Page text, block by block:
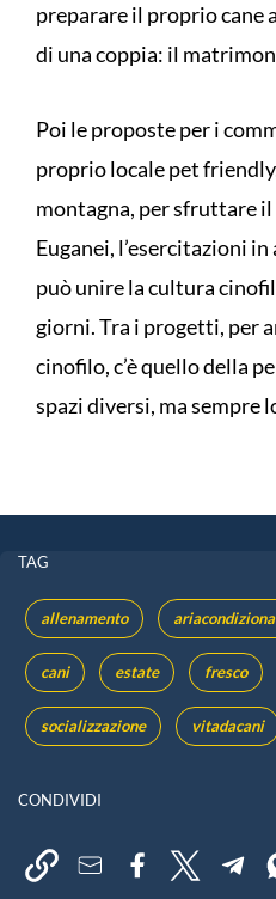
preparare il proprio
di una coppia: il
Poi le proposte per i
proprio locale pet
montagna, per sfruttare
Euganei, l’esercitazioni
può unire la cultura
giorni. Tra i progetti, per
cinofilo, c’è quello della
spazi diversi, ma sempre
TAG
allenamento
cani estate fresco
socializzazione vitadacani
CONDIVIDI